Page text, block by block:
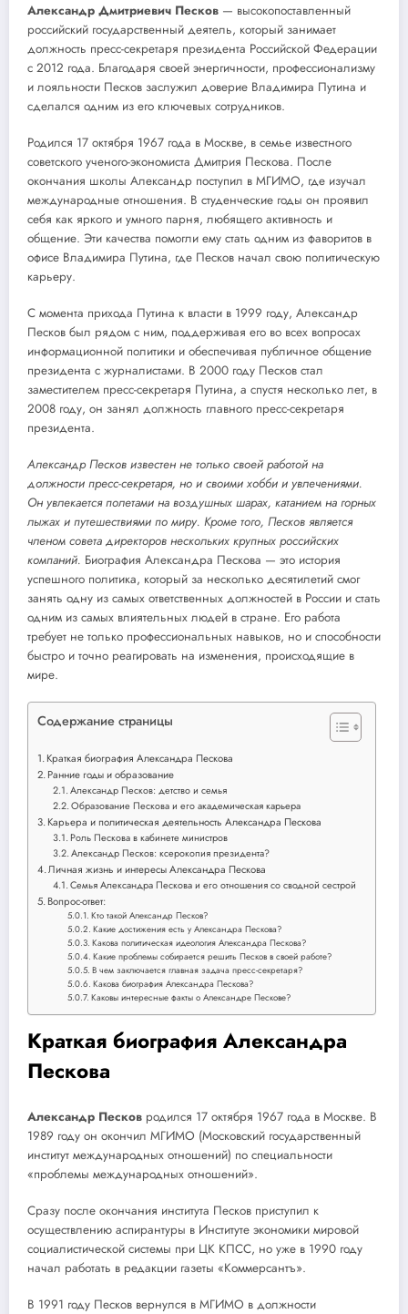
Александр Дмитриевич Песков — высокопоставленный
российский государственный деятель, который занимает
должность пресс-секретаря президента Российской Федерации
с 2012 года. Благодаря своей энергичности, профессионализму
и лояльности Песков заслужил доверие Владимира Путина и
сделался одним из его ключевых сотрудников.
Родился 17 октября 1967 года в Москве, в семье известного
советского ученого-экономиста Дмитрия Пескова. После
окончания школы Александр поступил в МГИМО, где изучал
международные отношения. В студенческие годы он проявил
себя как яркого и умного парня, любящего активность и
общение. Эти качества помогли ему стать одним из фаворитов в
офисе Владимира Путина, где Песков начал свою политическую
карьеру.
С момента прихода Путина к власти в 1999 году, Александр
Песков был рядом с ним, поддерживая его во всех вопросах
информационной политики и обеспечивая публичное общение
президента с журналистами. В 2000 году Песков стал
заместителем пресс-секретаря Путина, а спустя несколько лет, в
2008 году, он занял должность главного пресс-секретаря
президента.
Александр Песков известен не только своей работой на
должности пресс-секретаря, но и своими хобби и увлечениями.
Он увлекается полетами на воздушных шарах, катанием на горных
лыжах и путешествиями по миру. Кроме того, Песков является
членом совета директоров нескольких крупных российских
компаний. Биография Александра Пескова — это история
успешного политика, который за несколько десятилетий смог
занять одну из самых ответственных должностей в России и стать
одним из самых влиятельных людей в стране. Его работа
требует не только профессиональных навыков, но и способности
быстро и точно реагировать на изменения, происходящие в
мире.
Содержание страницы
Краткая биография Александра Пескова
Ранние годы и образование
Александр Песков: детство и семья
Образование Пескова и его академическая карьера
Карьера и политическая деятельность Александра Пескова
Роль Пескова в кабинете министров
Александр Песков: ксерокопия президента?
Личная жизнь и интересы Александра Пескова
Семья Александра Пескова и его отношения со сводной сестрой
Вопрос-ответ:
Кто такой Александр Песков?
Какие достижения есть у Александра Пескова?
Какова политическая идеология Александра Пескова?
Какие проблемы собирается решить Песков в своей работе?
В чем заключается главная задача пресс-секретаря?
Какова биография Александра Пескова?
Каковы интересные факты о Александре Пескове?
Краткая биография Александра
Пескова
Александр Песков родился 17 октября 1967 года в Москве. В
1989 году он окончил МГИМО (Московский государственный
институт международных отношений) по специальности
«проблемы международных отношений».
Сразу после окончания института Песков приступил к
осуществлению аспирантуры в Институте экономики мировой
социалистической системы при ЦК КПСС, но уже в 1990 году
начал работать в редакции газеты «Коммерсантъ».
В 1991 году Песков вернулся в МГИМО в должности